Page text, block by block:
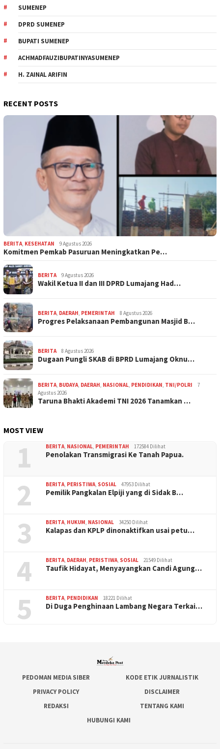
SUMENEP
DPRD SUMENEP
BUPATI SUMENEP
ACHMADFAUZIBUPATINYASUMENEP
H. ZAINAL ARIFIN
RECENT POSTS
BERITA KESEHATAN 9 Agustus 2026
Komitmen Pemkab Pasuruan Meningkatkan Pe…
BERITA 9 Agustus 2026
Wakil Ketua II dan III DPRD Lumajang Had…
BERITA DAERAH PEMERINTAH 8 Agustus 2026
Progres Pelaksanaan Pembangunan Masjid B…
BERITA 8 Agustus 2026
Dugaan Pungli SKAB di BPRD Lumajang Oknu…
BERITA BUDAYA DAERAH NASIONAL PENDIDIKAN TNI/POLRI
7
Agustus 2026
Taruna Bhakti Akademi TNI 2026 Tanamkan …
MOST VIEW
1 BERITA NASIONAL PEMERINTAH 172584 Dilihat
Penolakan Transmigrasi Ke Tanah Papua.
2 BERITA PERISTIWA SOSIAL 47953 Dilihat
Pemilik Pangkalan Elpiji yang di Sidak B…
3 BERITA HUKUM NASIONAL 34250 Dilihat
Kalapas dan KPLP dinonaktifkan usai petu…
4 BERITA DAERAH PERISTIWA SOSIAL 21549 Dilihat
Taufik Hidayat, Menyayangkan Candi Agung…
5 BERITA PENDIDIKAN 18221 Dilihat
Di Duga Penghinaan Lambang Negara Terkai…
PEDOMAN MEDIA SIBER
KODE ETIK JURNALISTIK
PRIVACY POLICY
DISCLAIMER
REDAKSI
TENTANG KAMI
HUBUNGI KAMI